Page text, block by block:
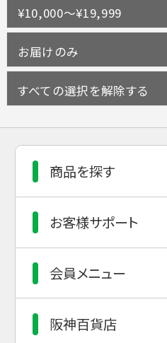
¥10,000～¥19,999
お届けのみ
すべての選択を解除する
商品を探す
お客様サポート
会員メニュー
阪神百貨店